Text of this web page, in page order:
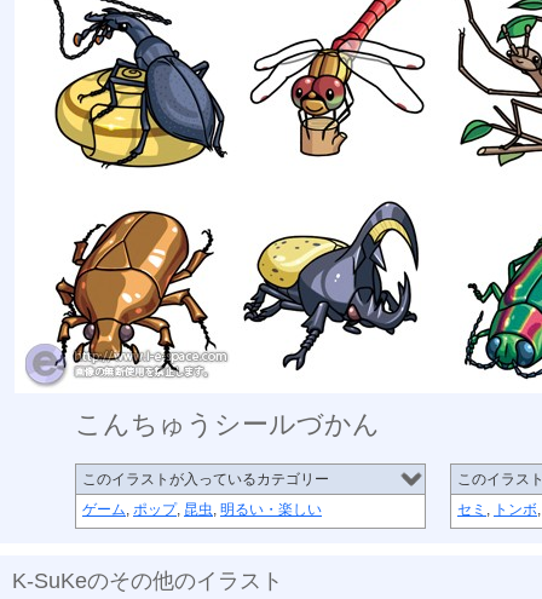
こんちゅうシールづかん
このイラストが入っているカテゴリー
ゲーム, ポップ, 昆虫, 明るい・楽しい
このイラス
セミ , トンボ
K-SuKeのその他のイラスト
メタボリック...
NIPPON
fight agains...